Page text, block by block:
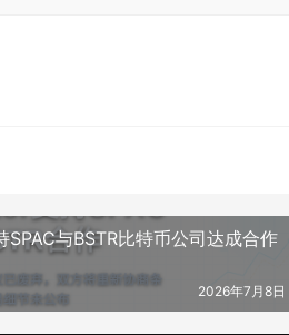
SPAC与BSTR比特币公司达成合作
2026年7月8日